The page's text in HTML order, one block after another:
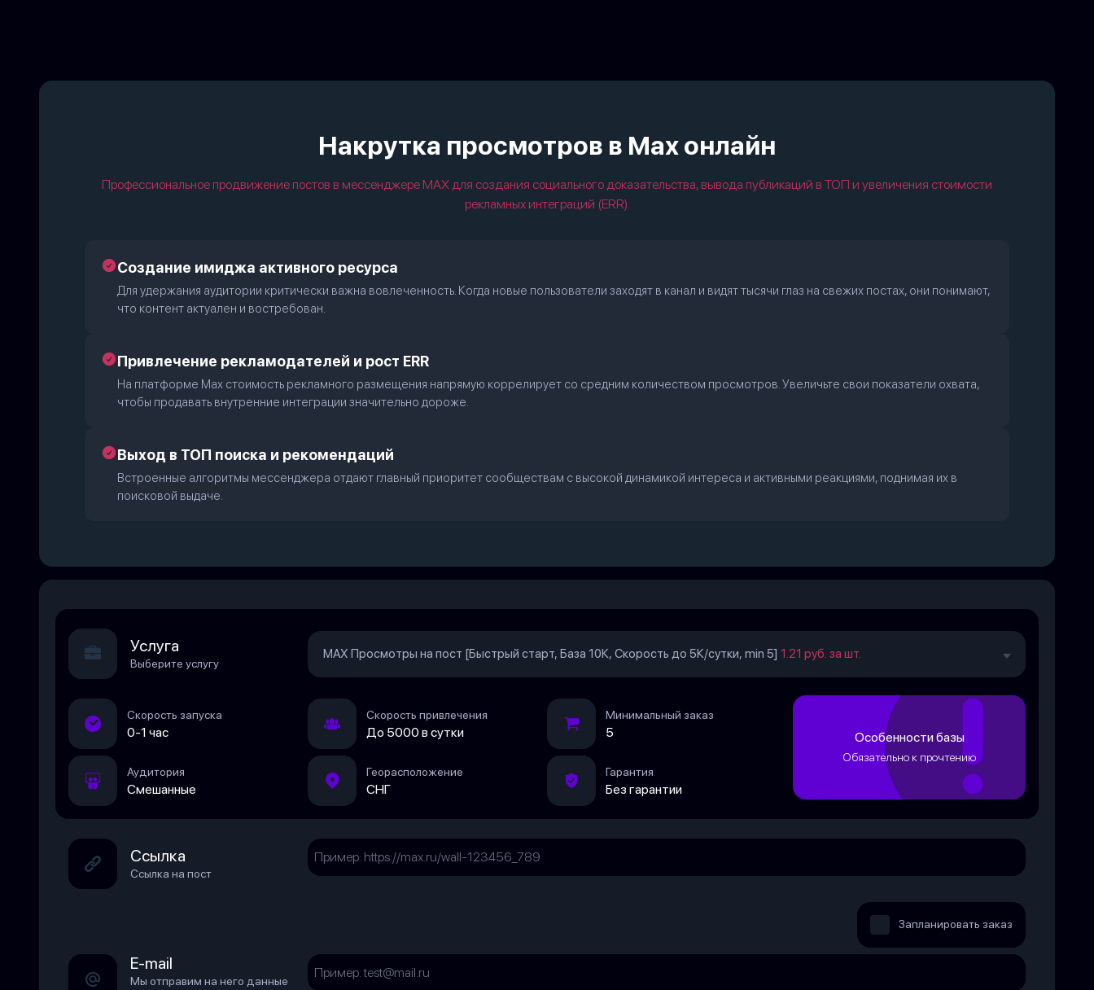
Накрутка просмотров в Мах онлайн
Профессиональное продвижение постов в мессенджере МАХ для создания социального доказательства, вывода публикаций в ТОП и увеличения стоимости
рекламных интеграций (ERR).
Создание имиджа активного ресурса
Для удержания аудитории критически важна вовлеченность. Когда новые пользователи заходят в канал и видят тысячи глаз на свежих постах, они понимают,
что контент актуален и востребован.
Привлечение рекламодателей и рост ERR
На платформе Мах стоимость рекламного размещения напрямую коррелирует со средним количеством просмотров. Увеличьте свои показатели охвата,
чтобы продавать внутренние интеграции значительно дороже.
Выход в ТОП поиска и рекомендаций
Встроенные алгоритмы мессенджера отдают главный приоритет сообществам с высокой динамикой интереса и активными реакциями, поднимая их в
поисковой выдаче.
Услуга
Выберите услугу
MAX Просмотры на пост [Быстрый старт, База 10К, Скорость до 5К/сутки, min 5] 1.21 руб. за шт.
Скорость запуска
0-1 час
Скорость привлечения
До 5000 в сутки
Минимальный заказ
5
Аудитория
Смешанные
Георасположение
СНГ
Гарантия
Без гарантии
Особенности базы
Обязательно к прочтению
Ссылка
Ссылка на пост
Запланировать заказ
E-mail
Мы отправим на него данные